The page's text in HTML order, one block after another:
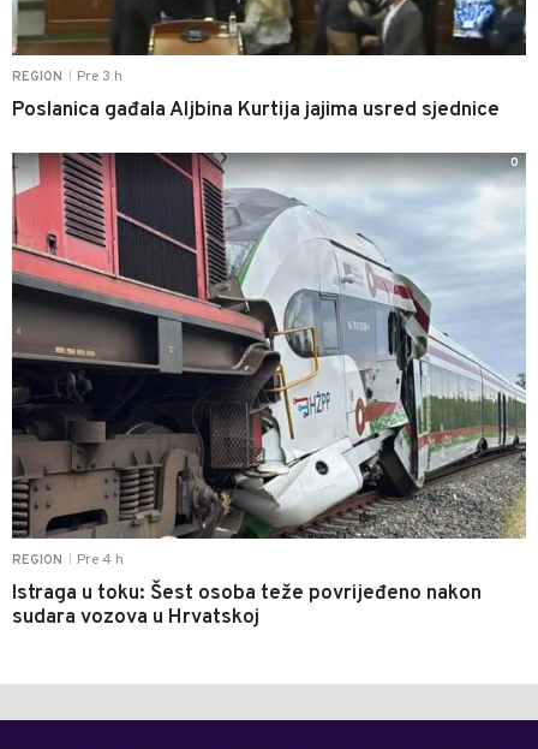
REGION Pre 3 h
Poslanica gađala Aljbina Kurtija jajima usred sjednice
REGION Pre 4 h
Istraga u toku: Šest osoba teže povrijeđeno nakon
sudara vozova u Hrvatskoj
0